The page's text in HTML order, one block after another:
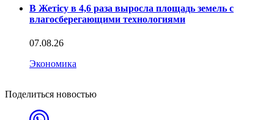
В Жетісу в 4,6 раза выросла площадь земель с
влагосберегающими технологиями
07.08.26
Экономика
Поделиться новостью